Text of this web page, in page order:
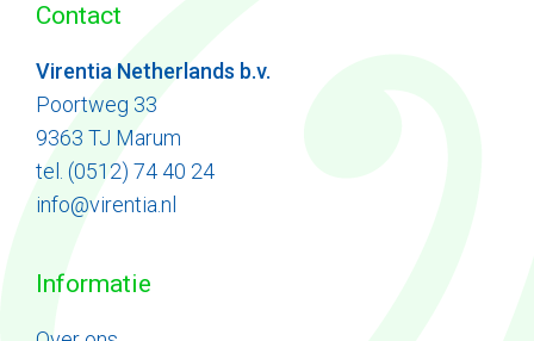
Contact
Virentia Netherlands b.v.
Poortweg 33
9363 TJ Marum
tel. (0512) 74 40 24
info@virentia.nl
Informatie